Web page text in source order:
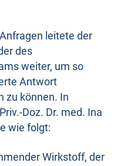
leitete der
des
weiter, um so
Antwort
zu können. In
Doz. Dr. med. Ina
wie folgt:
Wirkstoff, der